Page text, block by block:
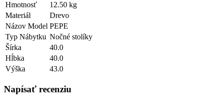
Hmotnosť
12.50 kg
Materiál
Drevo
Názov Model PEPE
Typ Nábytku Nočné stolíky
Šírka
40.0
Hĺbka
40.0
Výška
43.0
Napísať recenziu